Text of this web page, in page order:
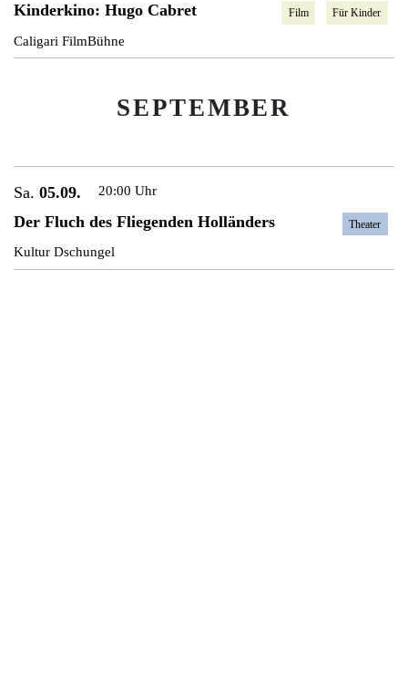
Kinderkino: Hugo Cabret
Caligari FilmBühne
Film Für Kinder
SEPTEMBER
Sa. 05.09. 20:00 Uhr
Der Fluch des Fliegenden Holländers
Kultur Dschungel
Theater